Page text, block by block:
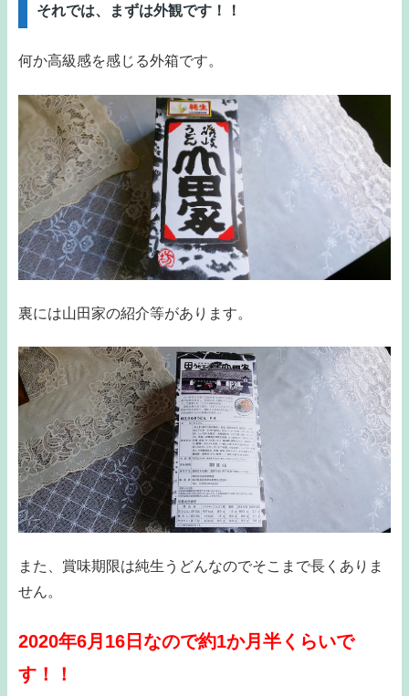
それでは、まずは外観です！！
何か高級感を感じる外箱です。
裏には山田家の紹介等があります。
また、賞味期限は純生うどんなのでそこまで長くありま
せん。
2020年6月16日なので約1か月半くらいで
す！！